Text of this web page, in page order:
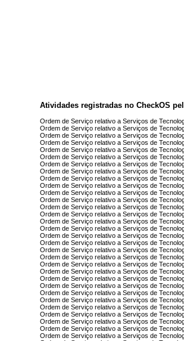
Atividades registradas no CheckOS
Ordem de Serviço relativo a Serviços de
Ordem de Serviço relativo a Serviços de
Ordem de Serviço relativo a Serviços de
Ordem de Serviço relativo a Serviços de
Ordem de Serviço relativo a Serviços de
Ordem de Serviço relativo a Serviços de
Ordem de Serviço relativo a Serviços de
Ordem de Serviço relativo a Serviços de
Ordem de Serviço relativo a Serviços de
Ordem de Serviço relativo a Serviços de
Ordem de Serviço relativo a Serviços de
Ordem de Serviço relativo a Serviços de
Ordem de Serviço relativo a Serviços de
Ordem de Serviço relativo a Serviços de
Ordem de Serviço relativo a Serviços de
Ordem de Serviço relativo a Serviços de
Ordem de Serviço relativo a Serviços de
Ordem de Serviço relativo a Serviços de
Ordem de Serviço relativo a Serviços de
Ordem de Serviço relativo a Serviços de
Ordem de Serviço relativo a Serviços de
Ordem de Serviço relativo a Serviços de
Ordem de Serviço relativo a Serviços de
Ordem de Serviço relativo a Serviços de
Ordem de Serviço relativo a Serviços de
Ordem de Serviço relativo a Serviços de
Ordem de Serviço relativo a Serviços de
Ordem de Serviço relativo a Serviços de
Ordem de Serviço relativo a Serviços de
Ordem de Serviço relativo a Serviços de
Ordem de Serviço relativo a Serviços de